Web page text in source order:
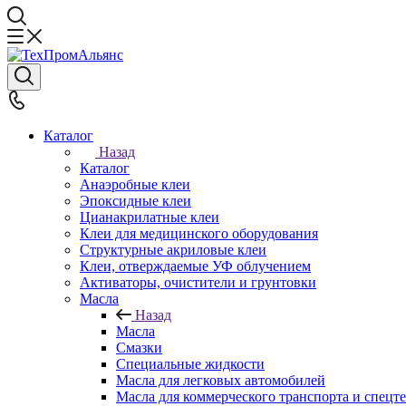
Каталог
Назад
Каталог
Анаэробные клеи
Эпоксидные клеи
Цианакрилатные клеи
Клеи для медицинского оборудования
Структурные акриловые клеи
Клеи, отверждаемые УФ облучением
Активаторы, очистители и грунтовки
Масла
Назад
Масла
Смазки
Специальные жидкости
Масла для легковых автомобилей
Масла для коммерческого транспорта и